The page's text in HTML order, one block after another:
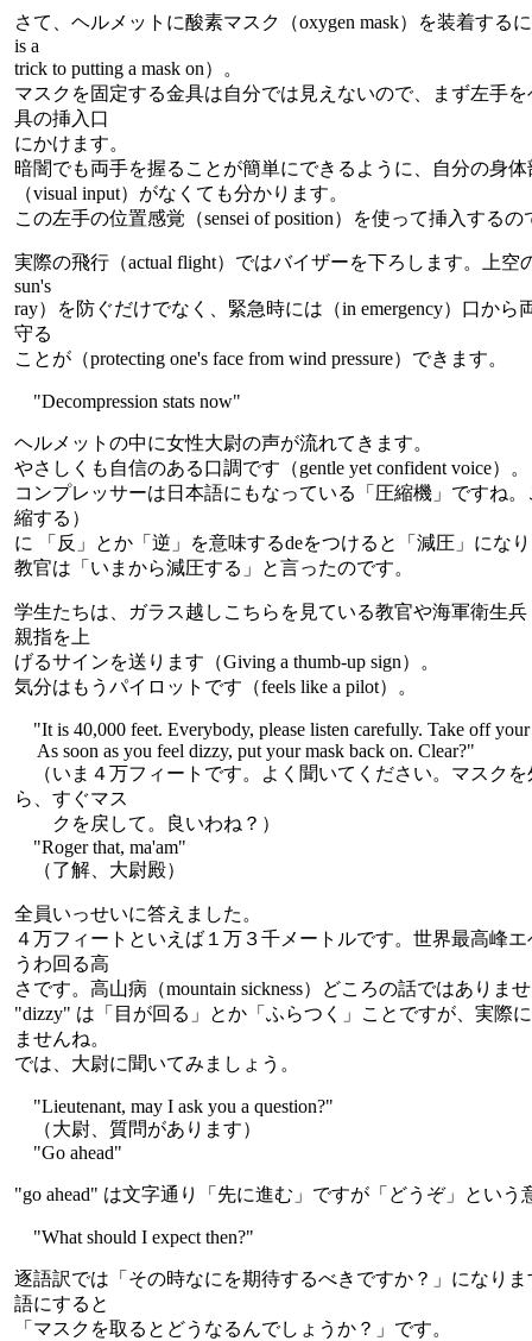
さて、ヘルメットに酸素マスク（oxygen mask）を装着する
is a
trick to putting a mask on）。
マスクを固定する金具は自分では見えないので、まず左手
具の挿入口
にかけます。
暗闇でも両手を握ることが簡単にできるように、自分の身
（visual input）がなくても分かります。
この左手の位置感覚（sensei of position）を使って挿入するの
実際の飛行（actual flight）ではバイザーを下ろします。上空
sun's
ray）を防ぐだけでなく、緊急時には（in emergency）口か
守る
ことが（protecting one's face from wind pressure）できます。
"Decompression stats now"
ヘルメットの中に女性大尉の声が流れてきます。
やさしくも自信のある口調です（gentle yet confident voice）。
コンプレッサーは日本語にもなっている「圧縮機」ですね。
縮する）
に 「反」とか「逆」を意味するdeをつけると「減圧」にな
教官は「いまから減圧する」と言ったのです。
学生たちは、ガラス越しこちらを見ている教官や海軍衛生兵
親指を上
げるサインを送ります（Giving a thumb-up sign）。
気分はもうパイロットです（feels like a pilot）。
"It is 40,000 feet. Everybody, please listen carefully. Take off your
As soon as you feel dizzy, put your mask back on. Clear?"
（いま４万フィートです。よく聞いてください。マスク
ら、すぐマス
クを戻して。良いわね？）
"Roger that, ma'am"
（了解、大尉殿）
全員いっせいに答えました。
４万フィートといえば１万３千メートルです。世界最高峰
うわ回る高
さです。高山病（mountain sickness）どころの話ではありま
"dizzy" は「目が回る」とか「ふらつく」ことですが、実際
ませんね。
では、大尉に聞いてみましょう。
"Lieutenant, may I ask you a question?"
（大尉、質問があります）
"Go ahead"
"go ahead" は文字通り「先に進む」ですが「どうぞ」という
"What should I expect then?"
逐語訳では「その時なにを期待するべきですか？」になり
語にすると
「マスクを取るとどうなるんでしょうか？」です。